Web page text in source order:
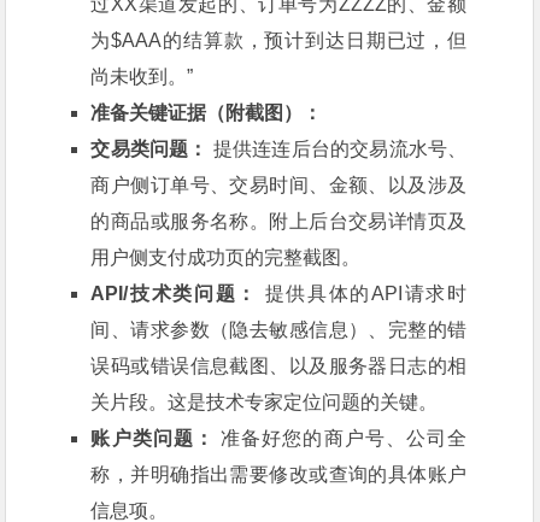
为$AAA的结算款，预计到达日期已过，但
尚未收到。”
准备关键证据（附截图）：
交易类问题：
提供连连后台的交易流水号、
商户侧订单号、交易时间、金额、以及涉及
的商品或服务名称。附上后台交易详情页及
用户侧支付成功页的完整截图。
API/技术类问题：
提供具体的API请求时
间、请求参数（隐去敏感信息）、完整的错
误码或错误信息截图、以及服务器日志的相
关片段。这是技术专家定位问题的关键。
账户类问题：
准备好您的商户号、公司全
称，并明确指出需要修改或查询的具体账户
信息项。